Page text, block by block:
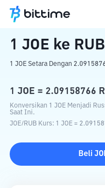
Beranda Konverter Kripto
1 JOE ke RUB
1 JOE Setara Dengan
1 JOE = 2.09158766
Konversikan 1 JOE Menjadi
Saat Ini.
JOE/RUB Kurs: 1 JOE =
Beli